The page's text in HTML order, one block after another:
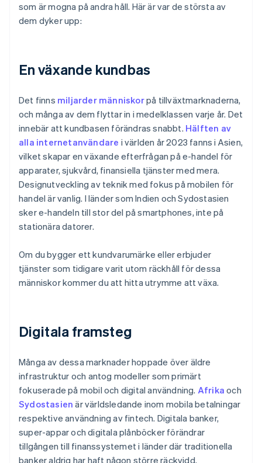
som är mogna på andra håll. Här är var de största av
dem dyker upp:
En växande kundbas
Det finns miljarder människorpå tillväxtmarknaderna,
och många av dem flyttar in i medelklassen varje år. Det
innebär att kundbasen förändras snabbt. Hälften av
alla internetanvändare i världen år 2023 fanns i Asien,
vilket skapar en växande efterfrågan på e-handel för
apparater, sjukvård, finansiella tjänster med mera.
Designutveckling av teknik med fokus på mobilen för
handel är vanlig. I länder som Indien och Sydostasien
sker e-handeln till stor del på smartphones, inte på
stationära datorer.
Om du bygger ett kundvarumärke eller erbjuder
tjänster som tidigare varit utom räckhåll för dessa
människor kommer du att hitta utrymme att växa.
Digitala framsteg
Många av dessa marknader hoppade över äldre
infrastruktur och antog modeller som primärt
fokuserade på mobil och digital användning. Afrika och
Sydostasien är världsledande inom mobila betalningar
respektive användning av fintech. Digitala banker,
super-appar och digitala plånböcker förändrar
tillgången till finanssystemet i länder där traditionella
banker aldrig har haft någon större räckvidd.